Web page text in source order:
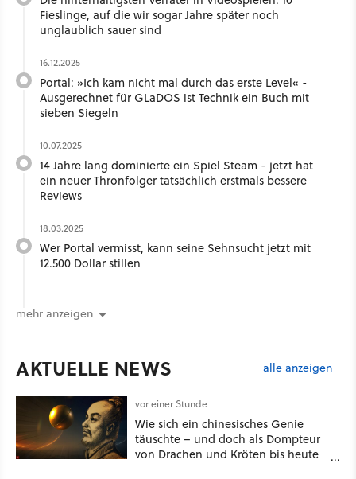
Fieslinge, auf die wir sogar Jahre später noch
unglaublich sauer sind
16.12.2025
Portal: »Ich kam nicht mal durch das erste Level« -
Ausgerechnet für GLaDOS ist Technik ein Buch mit
sieben Siegeln
10.07.2025
14 Jahre lang dominierte ein Spiel Steam - jetzt hat
ein neuer Thronfolger tatsächlich erstmals bessere
Reviews
18.03.2025
Wer Portal vermisst, kann seine Sehnsucht jetzt mit
12.500 Dollar stillen
mehr anzeigen
AKTUELLE NEWS alle anzeigen
vor einer Stunde
Wie sich ein chinesisches Genie
täuschte – und doch als Dompteur
von Drachen und Kröten bis heute